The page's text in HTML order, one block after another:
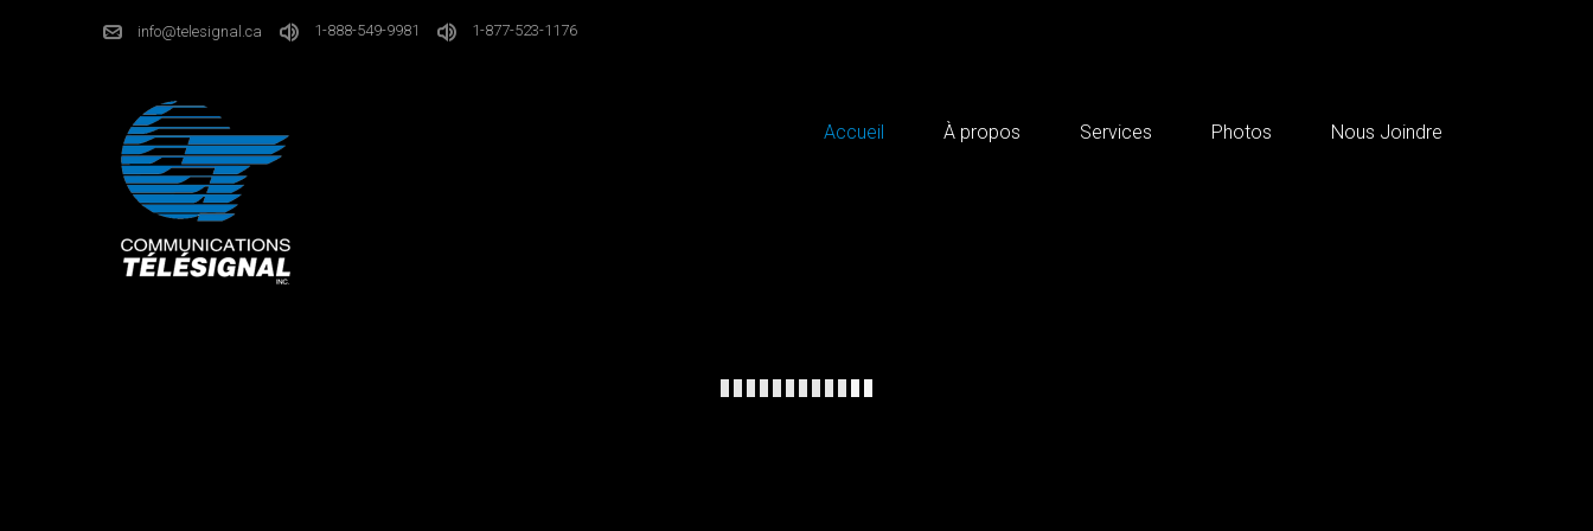
info@telesignal.ca 1-888-549-9981 1-877-523-1176
Accueil À propos Services Photos Nous Joindre